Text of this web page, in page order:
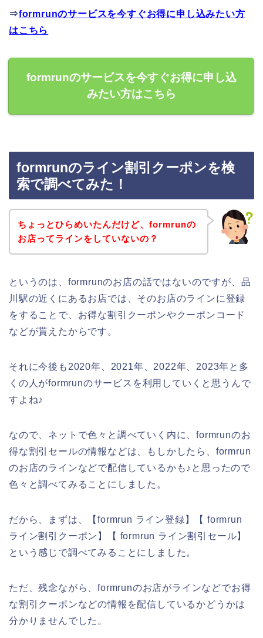
⇒formrunのサービスを今すぐお得に申し込みたい方
はこちら
formrunのサービスを今すぐお得に申し込
みたい方はこちら
formrunのライン割引クーポンを検
索で調べてみた！
ちょっとひらめいたんだけど、formrunの
お店ってラインをしていないの？
というのは、formrunのお店の話ではないのですが、品
川駅の近くにあるお店では、そのお店のラインに登録
をすることで、お得な割引クーポンやクーポンコード
などが貰えたからです。
それに今後も2020年、2021年、2022年、2023年と多
くの人がformrunのサービスを利用していくと思うんで
すよね♪
なので、ネットで色々と調べていく内に、formrunのお
得な割引セールの情報などは、もしかしたら、formrun
のお店のラインなどで配信しているかも♪と思ったので
色々と調べてみることにしました。
だから、まずは、【formrun ライン登録】【 formrun
ライン割引クーポン】【 formrun ライン割引セール】
という感じで調べてみることにしました。
ただ、残念ながら、formrunのお店がラインなどでお得
な割引クーポンなどの情報を配信しているかどうかは
分かりませんでした。